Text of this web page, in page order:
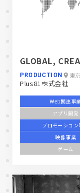
GLOBAL,
PRODUCTION 東
Plus81株式会社
Web関連事
アプリ開発
プロモーション
映像事業
ゲーム